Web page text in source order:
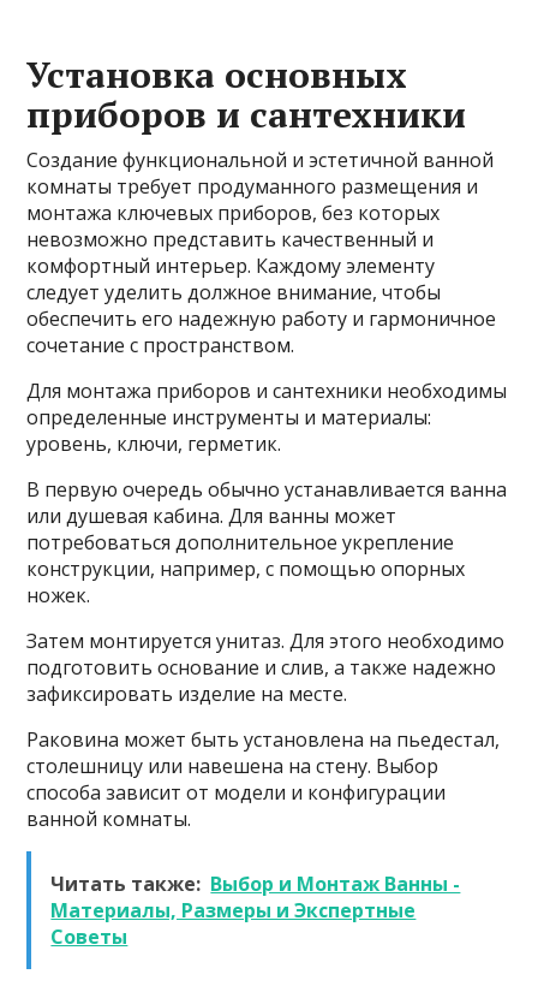
Установка основных
приборов и сантехники
Создание функциональной и эстетичной ванной
комнаты требует продуманного размещения и
монтажа ключевых приборов, без которых
невозможно представить качественный и
комфортный интерьер. Каждому элементу
следует уделить должное внимание, чтобы
обеспечить его надежную работу и гармоничное
сочетание с пространством.
Для монтажа приборов и сантехники необходимы
определенные инструменты и материалы:
уровень, ключи, герметик.
В первую очередь обычно устанавливается ванна
или душевая кабина. Для ванны может
потребоваться дополнительное укрепление
конструкции, например, с помощью опорных
ножек.
Затем монтируется унитаз. Для этого необходимо
подготовить основание и слив, а также надежно
зафиксировать изделие на месте.
Раковина может быть установлена на пьедестал,
столешницу или навешена на стену. Выбор
способа зависит от модели и конфигурации
ванной комнаты.
Читать также: Выбор и Монтаж Ванны -
Материалы, Размеры и Экспертные
Советы